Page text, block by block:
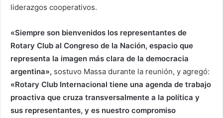
liderazgos cooperativos.
«Siempre son bienvenidos los representantes de
Rotary Club al Congreso de la Nación, espacio que
representa la imagen más clara de la democracia
argentina», sostuvo Massa durante la reunión, y agregó:
«Rotary Club Internacional tiene una agenda de trabajo
proactiva que cruza transversalmente a la política y
sus representantes, y es nuestro compromiso